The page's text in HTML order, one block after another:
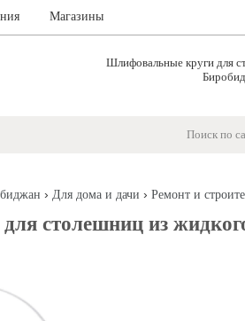
Магазины
Шлифовальные круги для
› Для дома и дачи › Ремонт и
столешниц из